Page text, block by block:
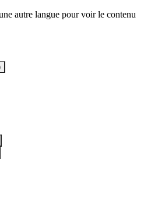
autre langue pour voir le contenu